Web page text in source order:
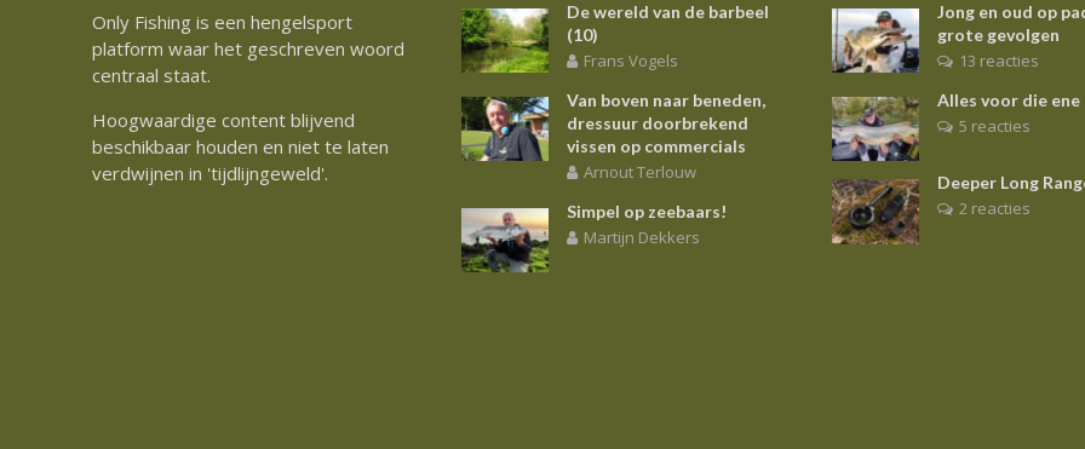
Only Fishing is een hengelsport
platform waar het geschreven woord
centraal staat.
Hoogwaardige content blijvend
beschikbaar houden en niet te laten
verdwijnen in 'tijdlijngeweld'.
De wereld van de barbeel
(10)
Frans Vogels
Van boven naar beneden,
dressuur doorbrekend
vissen op commercials
Arnout Terlouw
Simpel op zeebaars!
Martijn Dekkers
Jong en oud op
grote gevolgen
13 reacties
Alles voor die ene
5 reacties
Deeper Long
2 reacties